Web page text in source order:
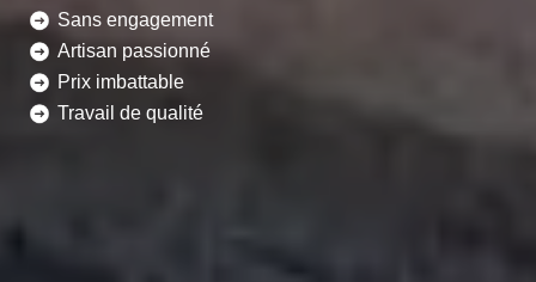
Sans engagement
Artisan passionné
Prix imbattable
Travail de qualité